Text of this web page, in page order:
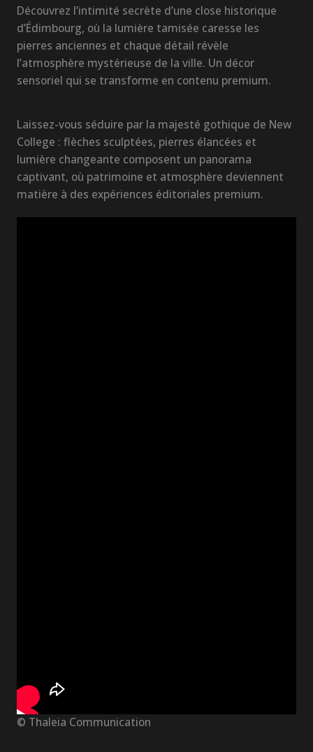
Découvrez l’intimité secrète d’une close historique
d’Édimbourg, où la lumière tamisée caresse les
pierres anciennes et chaque détail révèle
l’atmosphère mystérieuse de la ville. Un décor
sensoriel qui se transforme en contenu premium.
Laissez-vous séduire par la majesté gothique de New
College : flèches sculptées, pierres élancées et
lumière changeante composent un panorama
captivant, où patrimoine et atmosphère deviennent
matière à des expériences éditoriales premium.
© Thaleia Communication